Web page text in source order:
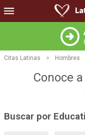
Citas Latinas > Hombres
Conoce
Buscar por